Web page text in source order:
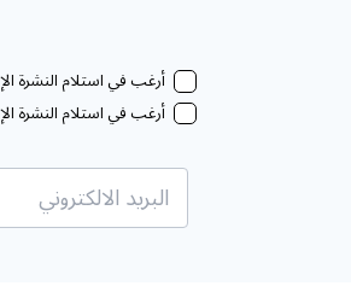
أرغب في استلام النشرة
أرغب في استلام النشرة